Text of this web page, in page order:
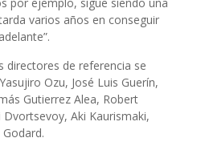
varios años en conseguir
directores de referencia se
Ozu, José Luis Guerín,
Gutierrez Alea, Robert
Dvortsevoy, Aki Kaurismaki,